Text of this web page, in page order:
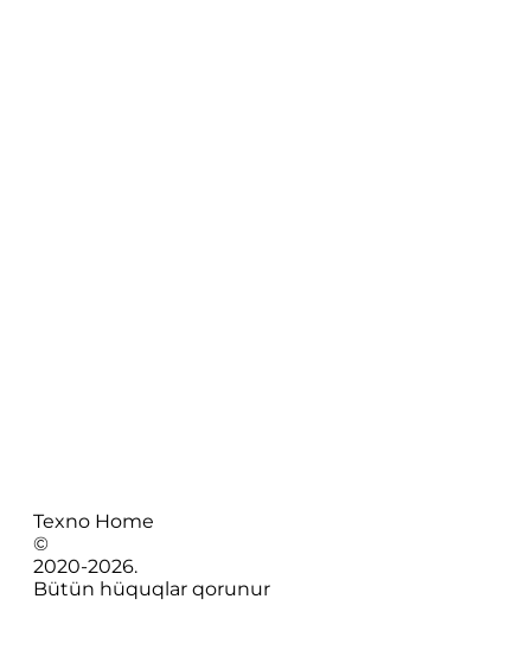
Texno Home
©
2020-2026.
Bütün hüquqlar qorunur